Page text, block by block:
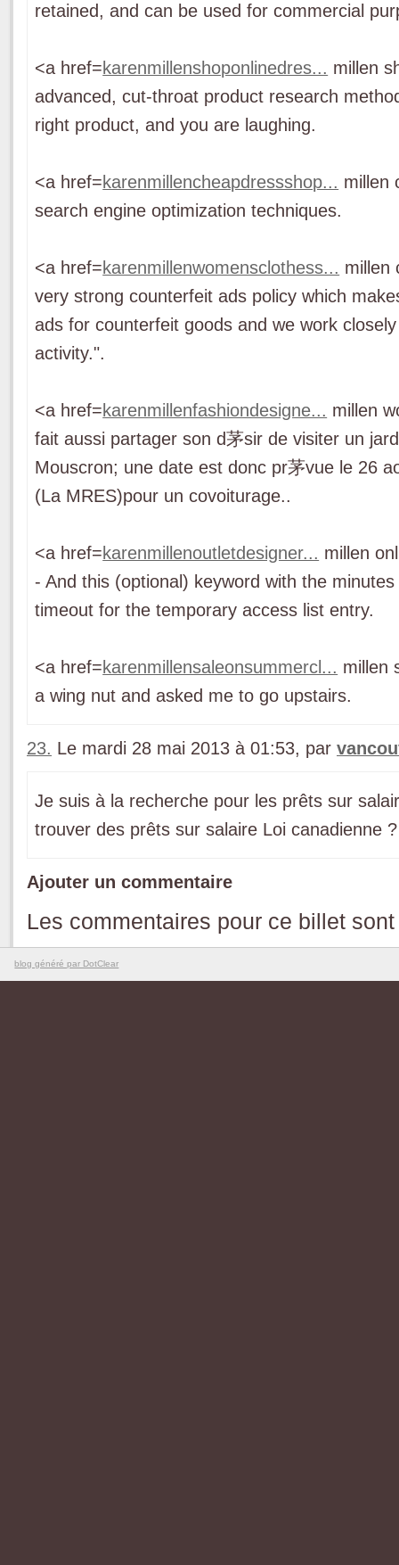
retained, and can be used for commercial
<a href=karenmillenshoponlinedres... millen
advanced, cut-throat product research
right product, and you are laughing.
<a href=karenmillencheapdressshop... millen
search engine optimization techniques.
<a href=karenmillenwomensclothess... millen
very strong counterfeit ads policy which
ads for counterfeit goods and we work
activity.".
<a href=karenmillenfashiondesigne... millen
fait aussi partager son d茅sir de visiter un
Mouscron; une date est donc pr茅vue le 26
(La MRES)pour un covoiturage..
<a href=karenmillenoutletdesigner... millen
- And this (optional) keyword with the
timeout for the temporary access list entry.
<a href=karenmillensaleonsummercl... millen
a wing nut and asked me to go upstairs.
23. Le mardi 28 mai 2013 à 01:53, par
Je suis à la recherche pour les prêts sur
trouver des prêts sur salaire Loi canadienne ?
Ajouter un commentaire
Les commentaires pour ce billet
blog généré par DotClear